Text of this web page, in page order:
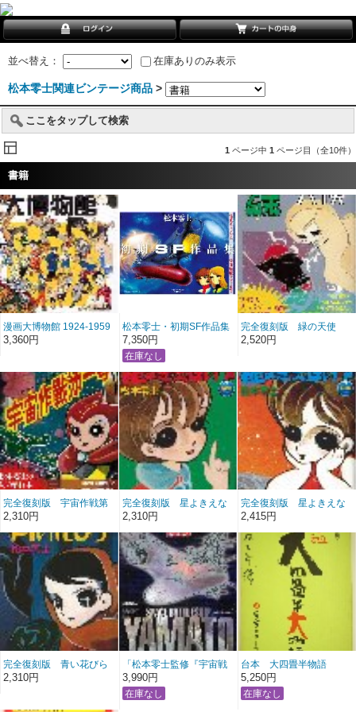
並べ替え： 在庫ありのみ表示
松本零士関連ビンテージ商品 >
ここをタップして検索
1 ページ中 1 ページ目（全10件）
書籍
漫画大博物館 1924-1959
3,360円
松本零士・初期SF作品集
限定版BOX
7,350円
完全復刻版 緑の天使
2,520円
完全復刻版 宇宙作戦第
一号
2,310円
完全復刻版 星よきえな
いで 後編
2,310円
完全復刻版 星よきえな
いで 前編
2,415円
完全復刻版 青い花びら
2,310円
「松本零士監修『宇宙戦
艦ヤマト』大クロニク
ル」
3,990円
台本 大四畳半物語
5,250円